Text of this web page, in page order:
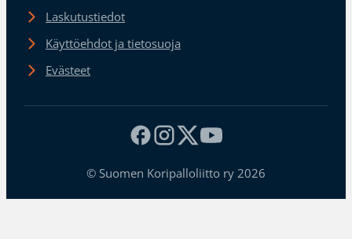
Laskutustiedot
Käyttöehdot ja tietosuoja
Evästeet
© Suomen Koripalloliitto ry 2026